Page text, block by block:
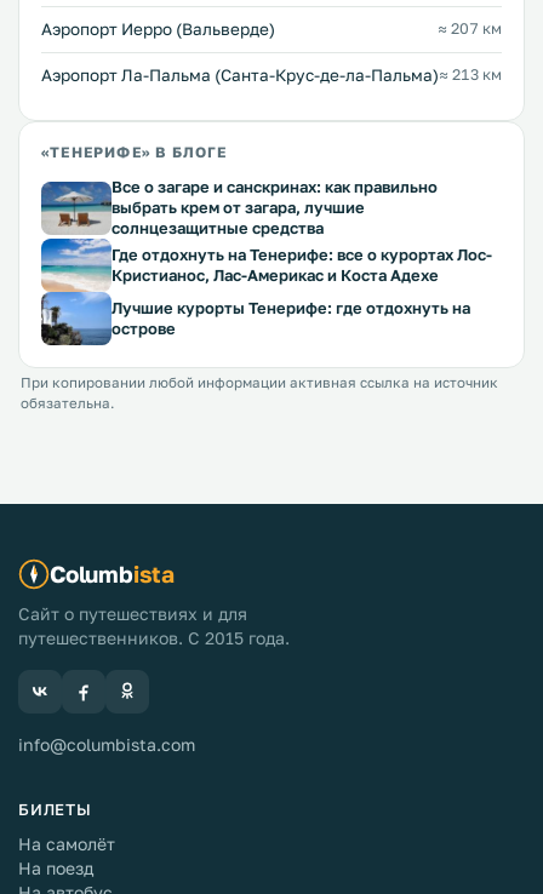
Аэропорт Иерро (Вальверде) ≈ 207 км
Аэропорт Ла-Пальма (Санта-Крус-де-ла-Пальма)≈ 213 км
«ТЕНЕРИФЕ» В БЛОГЕ
Все о загаре и санскринах: как правильно
выбрать крем от загара, лучшие
солнцезащитные средства
Где отдохнуть на Тенерифе: все о курортах Лос-
Кристианос, Лас-Америкас и Коста Адехе
Лучшие курорты Тенерифе: где отдохнуть на
острове
При копировании любой информации активная ссылка на источник
обязательна.
Columbista
Сайт о путешествиях и для
путешественников. С 2015 года.
info@columbista.com
БИЛЕТЫ
На самолёт
На поезд